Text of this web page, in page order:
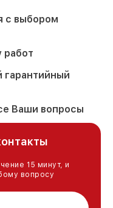
с выбором
работ
Ваши вопросы
15 минут, и
вопросу